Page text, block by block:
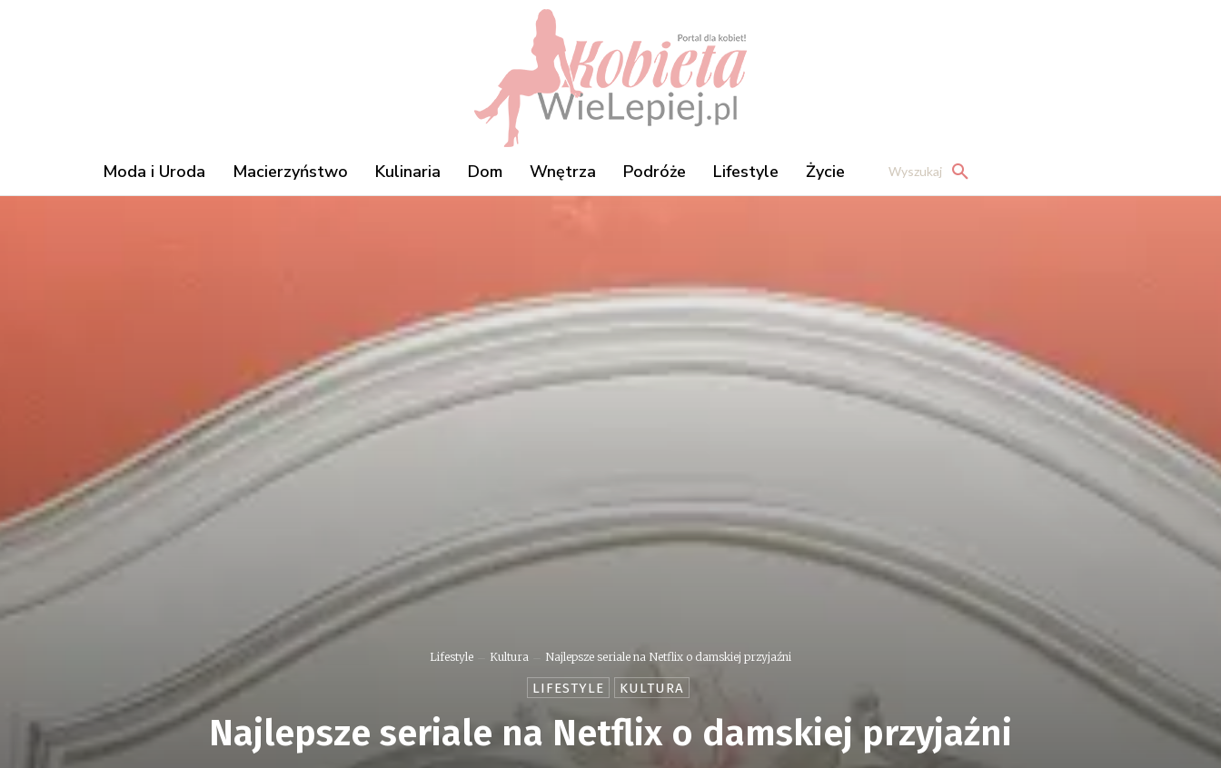
Moda i Uroda Macierzyństwo Kulinaria Dom Wnętrza Podróże Lifestyle Życie Wyszukaj
Lifestyle Kultura Najlepsze seriale na Netflix o damskiej przyjaźni
LIFESTYLE KULTURA
Najlepsze seriale na Netflix o damskiej przyjaźni